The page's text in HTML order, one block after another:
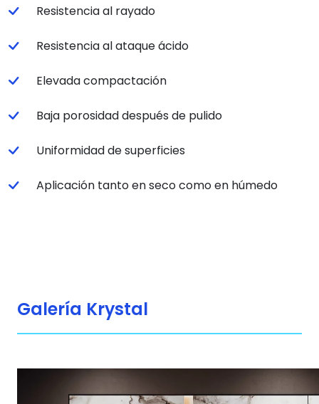
Resistencia al rayado
Resistencia al ataque ácido
Elevada compactación
Baja porosidad después de pulido
Uniformidad de superficies
Aplicación tanto en seco como en húmedo
Galería Krystal